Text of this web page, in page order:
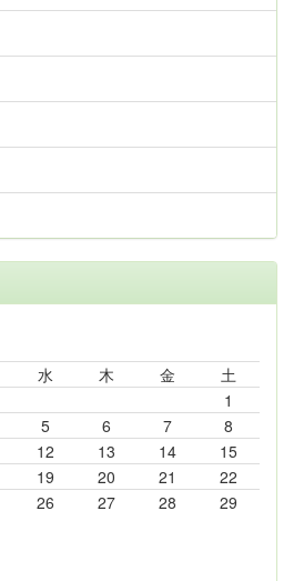
水 木 金
土
1
5 6 7
8
12 13 14
15
19 20 21
22
26 27 28
29